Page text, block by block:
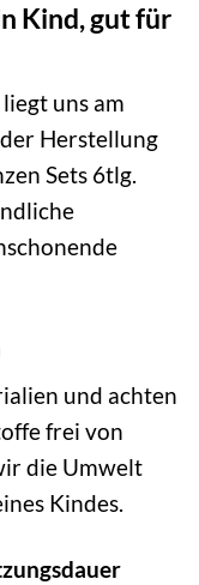
Kind, gut für
uns am
Herstellung
Sets 6tlg.
und achten
frei von
die Umwelt
Kindes.